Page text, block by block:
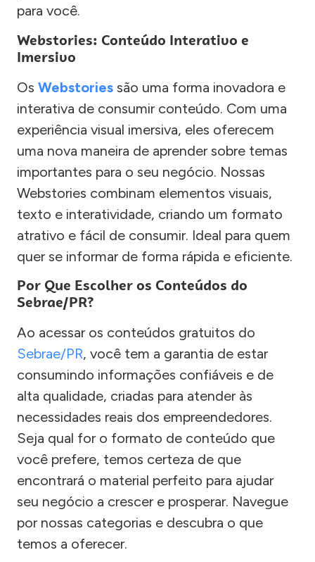
para você.
Webstories: Conteúdo Interativo e
Imersivo
Os Webstories são uma forma inovadora e
interativa de consumir conteúdo. Com uma
experiência visual imersiva, eles oferecem
uma nova maneira de aprender sobre temas
importantes para o seu negócio. Nossas
Webstories combinam elementos visuais,
texto e interatividade, criando um formato
atrativo e fácil de consumir. Ideal para quem
quer se informar de forma rápida e eficiente.
Por Que Escolher os Conteúdos do
Sebrae/PR?
Ao acessar os conteúdos gratuitos do
Sebrae/PR, você tem a garantia de estar
consumindo informações confiáveis e de
alta qualidade, criadas para atender às
necessidades reais dos empreendedores.
Seja qual for o formato de conteúdo que
você prefere, temos certeza de que
encontrará o material perfeito para ajudar
seu negócio a crescer e prosperar. Navegue
por nossas categorias e descubra o que
temos a oferecer.